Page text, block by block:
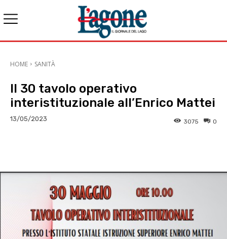
HOME SANITÀ
Il 30 tavolo operativo
interistituzionale all’Enrico Mattei
13/05/2023 0
3075